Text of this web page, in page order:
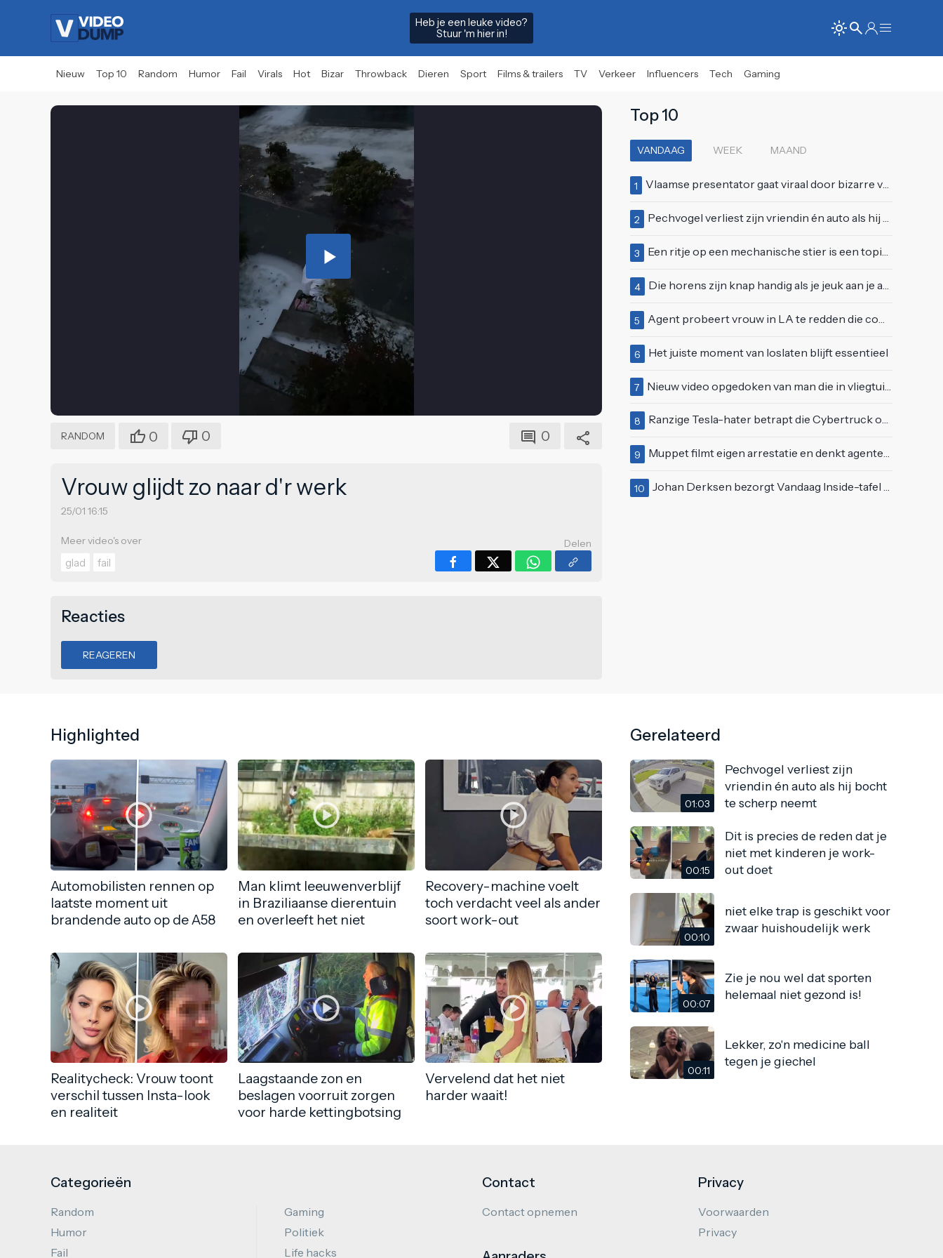
Heb je een leuke video?
Stuur 'm hier in!
Nieuw Top 10 Random Humor Fail Virals Hot Bizar Throwback Dieren Sport Films & trailers TV Verkeer Influencers Tech Gaming
Play
Video
RANDOM 0 0 0
Vrouw glijdt zo naar d'r werk
25/01 16:15
Meer video's over
glad
fail
Delen
Reacties
REAGEREN
Top 10
VANDAAG WEEK MAAND
1 Vlaamse presentator gaat viraal door bizarre vertoning op live televisie: "Helemaal stijf van de bloem"
2 Pechvogel verliest zijn vriendin én auto als hij bocht te scherp neemt
3 Een ritje op een mechanische stier is een topidee voor een eerste date
4 Die horens zijn knap handig als je jeuk aan je arie hebt
5 Agent probeert vrouw in LA te redden die compleet van het padje is
6 Het juiste moment van loslaten blijft essentieel
7 Nieuw video opgedoken van man die in vliegtuigmotor springt op vliegveld Milaan
8 Ranzige Tesla-hater betrapt die Cybertruck op een 'speciale bruine coating' trakteert
9 Muppet filmt eigen arrestatie en denkt agenten te kunnen laten schorsen: "Jullie krijgen maandje vakantie"
10 Johan Derksen bezorgt Vandaag Inside-tafel rode oortjes met vuig verhaal: "Dat gebeurde al in de gang"
Highlighted
Automobilisten rennen op
laatste moment uit
brandende auto op de A58
Man klimt leeuwenverblijf
in Braziliaanse dierentuin
en overleeft het niet
Recovery-machine voelt
toch verdacht veel als ander
soort work-out
Realitycheck: Vrouw toont
verschil tussen Insta-look
en realiteit
Laagstaande zon en
beslagen voorruit zorgen
voor harde kettingbotsing
Vervelend dat het niet
harder waait!
Gerelateerd
01:03
Pechvogel verliest zijn
vriendin én auto als hij bocht
te scherp neemt
00:15
Dit is precies de reden dat je
niet met kinderen je work-
out doet
00:10
niet elke trap is geschikt voor
zwaar huishoudelijk werk
00:07
Zie je nou wel dat sporten
helemaal niet gezond is!
00:11
Lekker, zo'n medicine ball
tegen je giechel
Categorieën
Random
Humor
Fail
Gaming
Politiek
Life hacks
Contact
Contact opnemen
Privacy
Voorwaarden
Privacy